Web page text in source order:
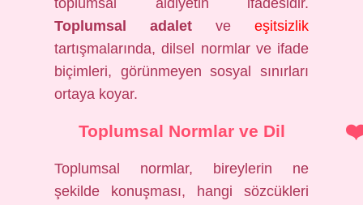
toplumsal aidiyetin ifadesidir.
Toplumsal adalet ve eşitsizlik
tartışmalarında, dilsel normlar ve ifade
biçimleri, görünmeyen sosyal sınırları
ortaya koyar.
Toplumsal Normlar ve Dil
Toplumsal normlar, bireylerin ne
şekilde konuşması, hangi sözcükleri